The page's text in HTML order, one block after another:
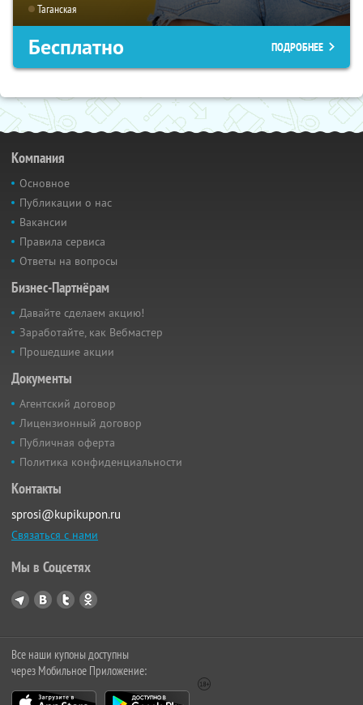
Таганская
Бесплатно ПОДРОБНЕЕ
Компания
Основное
Публикации о нас
Вакансии
Правила сервиса
Ответы на вопросы
Бизнес-Партнёрам
Давайте сделаем акцию!
Заработайте, как Вебмастер
Прошедшие акции
Документы
Агентский договор
Лицензионный договор
Публичная оферта
Политика конфиденциальности
Контакты
sprosi@kupikupon.ru
Связаться с нами
Мы в Соцсетях
Все наши купоны доступны
через Мобильное Приложение: